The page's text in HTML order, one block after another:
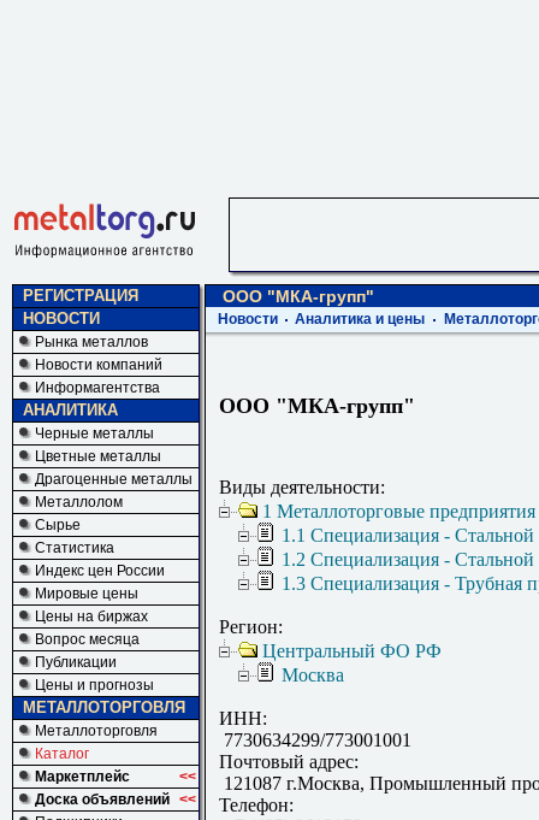
РЕГИСТРАЦИЯ
НОВОСТИ
Рынка металлов
Новости компаний
Информагентства
АНАЛИТИКА
Черные металлы
Цветные металлы
Драгоценные металлы
Металлолом
Сырье
Статистика
Индекс цен России
Мировые цены
Цены на биржах
Вопрос месяца
Публикации
Цены и прогнозы
МЕТАЛЛОТОРГОВЛЯ
Металлоторговля
Каталог
Маркетплейс
<<
Доска объявлений <<
ООО "МКА-групп"
Новости Аналитика и цены
ООО "МКА-групп"
Виды деятельности:
1 Металлоторговые
1.1 Специализация - Стальной
1.2 Специализация -
1.3 Специализация - Трубная
Регион:
Центральный ФО РФ
Москва
ИНН:
7730634299/773001001
Почтовый адрес:
121087 г.Москва, Промышленный
Телефон: